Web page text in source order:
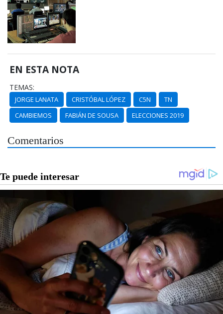
EN ESTA NOTA
TEMAS:
JORGE LANATA CRISTÓBAL LÓPEZ C5N
TN
CAMBIEMOS
FABIÁN DE SOUSA ELECCIONES 2019
Comentarios